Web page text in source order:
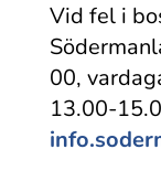
Vid fel i
00,
13.00-